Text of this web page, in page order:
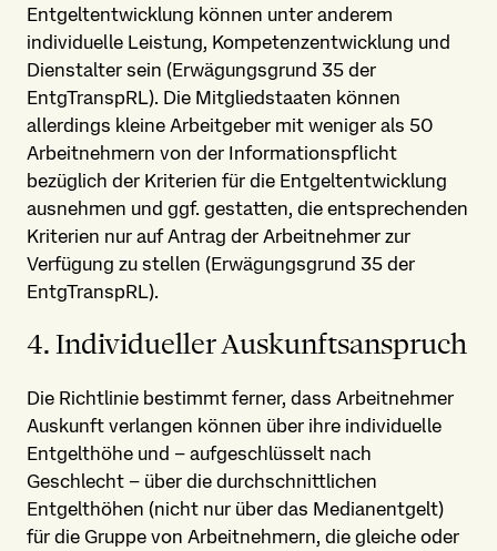
Entgelt­entwicklung können unter anderem
individuelle Leistung, Kompetenz­entwicklung und
Dienstalter sein (Erwägungsgrund 35 der
EntgTranspRL). Die Mitgliedstaaten können
allerdings kleine Arbeitgeber mit weniger als 50
Arbeitnehmern von der Informations­pflicht
bezüglich der Kriterien für die Entgelt­entwicklung
ausnehmen und ggf. gestatten, die entsprechenden
Kriterien nur auf Antrag der Arbeitnehmer zur
Verfügung zu stellen (Erwägungsgrund 35 der
EntgTranspRL).
4. Individueller Auskunfts­anspruch
Die Richtlinie bestimmt ferner, dass Arbeitnehmer
Auskunft verlangen können über ihre individuelle
Entgelthöhe und – aufgeschlüsselt nach
Geschlecht – über die durchschnittlichen
Entgelthöhen (nicht nur über das Medianentgelt)
für die Gruppe von Arbeitnehmern, die gleiche oder